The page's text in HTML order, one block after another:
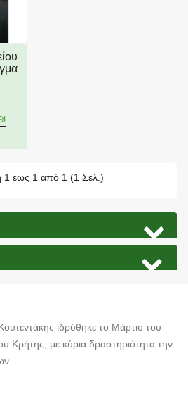
1 έως 1 από 1 (1 Σελ.)
ιδρύθηκε το Μάρτιο του
Κρήτης, με κύρια δραστηριότητα την